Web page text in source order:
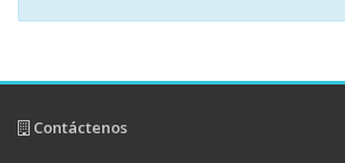
Contáctenos